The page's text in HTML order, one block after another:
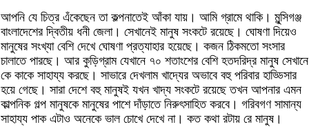
আপনি যে চিত্র এঁকেছেন তা কল্পনাতেই আঁকা যায়। আমি গ্রামে থাকি। মুন্সিগঞ্জ
বাংলাদেশের দ্বিতীয় ধনী জেলা। সেখানেই মানুষ সংকটে রয়েছে। ঘোষণা দিয়েও
মানুষের সংখ্যা বেশি দেখে ঘোষণা প্রত্যাহার হয়েছে। কজন ঠিকমতো সংসার
চালাতে পারছে। আর কুড়িগ্রাম যেখানে ৭০ শতাংশের বেশি হতদরিদ্র মানুষ সেখানে
কে কাকে সাহায্য করছে। সাভারে দেখলাম খাদ্যের অভাবে বহু পরিবার হাড্ডিসার
হয়ে গেছে। সারা দেশে বহু মানুষই যখন খাদ্য সংকটে রয়েছে তখন আপনার এমন
কাল্পনিক গল্প মানুষকে মানুষের পাশে দাঁড়াতে নিরুৎসাহিত করবে। গরিবগণ সামান্য
সাহায্য পাক এটাও অনেকে ভাল চোখে দেখে না। কত কথা রটায় রে মানুষ।